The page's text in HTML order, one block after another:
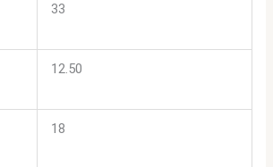
33
12.50
18